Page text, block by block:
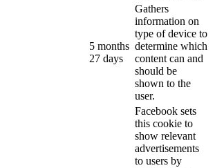
5 months
27 days
Gathers
information on
type of device to
determine which
content can and
should be
shown to the
user.
Facebook sets
this cookie to
show relevant
advertisements
to users by